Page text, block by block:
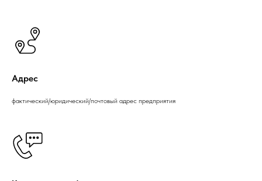
Адрес
фактический/юридический/почтовый адрес предприятия